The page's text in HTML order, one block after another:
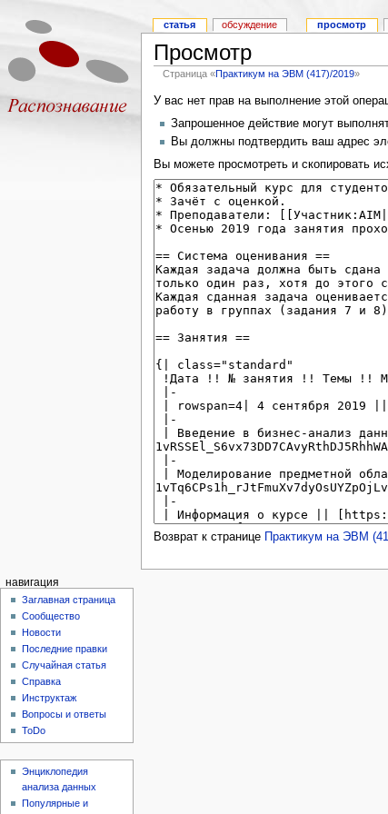
Просмотр
Страница «Практикум на ЭВМ (417)/2019»
У вас нет прав на выполнение этой
Запрошенное действие могут
Вы должны подтвердить ваш адрес
Вы можете просмотреть и скопировать
Возврат к странице Практикум на ЭВМ
статья обсуждение просмотр
навигация
Заглавная страница
Сообщество
Новости
Последние правки
Случайная статья
Справка
Инструктаж
Вопросы и ответы
ToDo
Энциклопедия
анализа данных
Популярные и